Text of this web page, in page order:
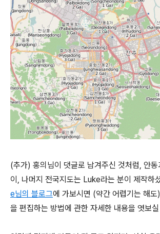
(추가) 홍의님이 댓글로 남겨주신 것처럼, 안
이, 나머지 전국지도는 Luke라는 분이 제작하
e님의 블로그에 가보시면 (약간 어렵기는 해
을 편집하는 방법에 관한 자세한 내용을 엿보